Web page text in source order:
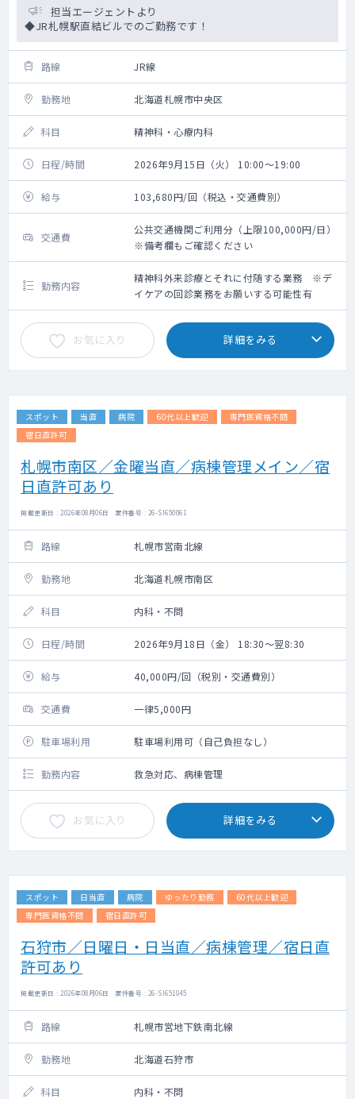
担当エージェントより
◆JR札幌駅直結ビルでのご勤務です！
路線 JR線
勤務地 北海道札幌市中央区
科目 精神科・心療内科
日程/時間 2026年9月15日（火） 10:00～19:00
給与 103,680円/回（税込・交通費別）
交通費
公共交通機関ご利用分（上限100,000円/日）
※備考欄もご確認ください
勤務内容
精神科外来診療とそれに付随する業務 ※デ
イケアの回診業務をお願いする可能性有
お気に入り 詳細をみる
スポット 当直 病院 60代以上歓迎
専門医資格不問
宿日直許可
札幌市南区／金曜当直／病棟管理メイン／宿
日直許可あり
掲載更新日 : 2026年08月06日 案件番号 : 26-SI650061
路線 札幌市営南北線
勤務地 北海道札幌市南区
科目 内科・不問
日程/時間 2026年9月18日（金） 18:30～翌8:30
給与 40,000円/回（税別・交通費別）
交通費 一律5,000円
駐車場利用 駐車場利用可（自己負担なし）
勤務内容 救急対応、病棟管理
お気に入り 詳細をみる
スポット 日当直 病院 ゆったり勤務
60代以上歓迎
専門医資格不問
宿日直許可
石狩市／日曜日・日当直／病棟管理／宿日直
許可あり
掲載更新日 : 2026年08月06日 案件番号 : 26-SI651045
路線 札幌市営地下鉄南北線
勤務地 北海道石狩市
科目 内科・不問